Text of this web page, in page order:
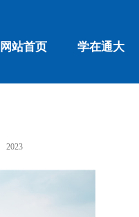
网站首页 学在通大
2023